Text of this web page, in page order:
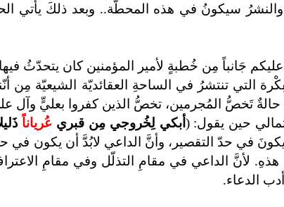
سيكونُ في هذه المحطّة.. وبعد ذلكَ يأتي
جَانباً مِن خُطبةٍ لأمير المؤمنين كان يتحدّثُ
التي تنتشرُ في الساحةِ العقائديّة الشيعيّة مِن
حالةٌ تَخصُّ المُجرمين، تخصُّ الذين كفروا بعليٍّ وآل
حين يقول: ( أبكي لِخُروجي مِن قبري عُرياناً
يكونَ في حدّ التقصير، وأنَّ الداعي لابُدَّ أن يكون في
لأنَّ الداعي في مقامِ التذلّل وفي مقامِ
الدعاء.